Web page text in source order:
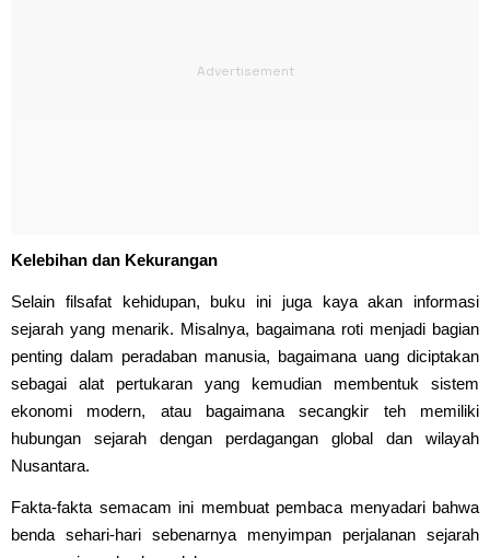
Kelebihan dan Kekurangan
Selain filsafat kehidupan, buku ini juga kaya akan informasi
sejarah yang menarik. Misalnya, bagaimana roti menjadi bagian
penting dalam peradaban manusia, bagaimana uang diciptakan
sebagai alat pertukaran yang kemudian membentuk sistem
ekonomi modern, atau bagaimana secangkir teh memiliki
hubungan sejarah dengan perdagangan global dan wilayah
Nusantara.
Fakta-fakta semacam ini membuat pembaca menyadari bahwa
benda sehari-hari sebenarnya menyimpan perjalanan sejarah